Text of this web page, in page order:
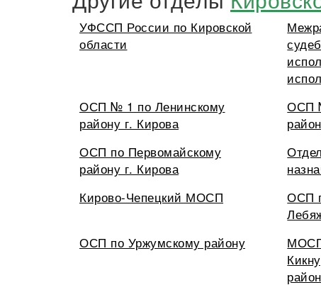
УФССП России по Кировской
области
ОСП № 1 по Ленинскому
району г. Кирова
ОСП
ОСП по Первомайскому
району г. Кирова
Кирово-Чепецкий МОСП
ОСП
ОСП по Уржумскому району